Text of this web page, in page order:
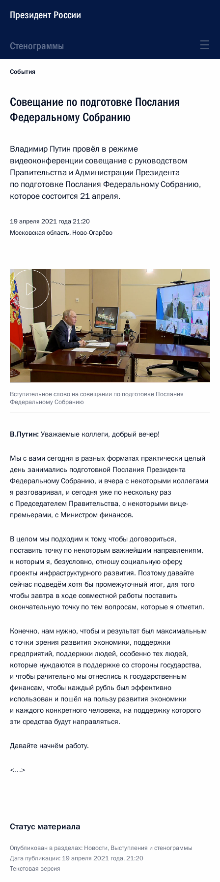
Президент России
Стенограммы
События
Совещание по подготовке Послания
Федеральному Собранию
Владимир Путин провёл в режиме
видеоконференции совещание с руководством
Правительства и Администрации Президента
по подготовке Послания Федеральному Собранию,
которое состоится 21 апреля.
19 апреля 2021 года21:20
Московская область, Ново-Огарёво
Вступительное слово на совещании по подготовке Послания
Федеральному Собранию
В.Путин: Уважаемые коллеги, добрый вечер!
Мы с вами сегодня в разных форматах практически целый
день занимались подготовкой Послания Президента
Федеральному Собранию, и вчера с некоторыми коллегами
я разговаривал, и сегодня уже по нескольку раз
с Председателем Правительства, с некоторыми вице-
премьерами, с Министром финансов.
В целом мы подходим к тому, чтобы договориться,
поставить точку по некоторым важнейшим направлениям,
к которым я, безусловно, отношу социальную сферу,
проекты инфраструктурного развития. Поэтому давайте
сейчас подведём хотя бы промежуточный итог, для того
чтобы завтра в ходе совместной работы поставить
окончательную точку по тем вопросам, которые я отметил.
Конечно, нам нужно, чтобы и результат был максимальным
с точки зрения развития экономики, поддержки
предприятий, поддержки людей, особенно тех людей,
которые нуждаются в поддержке со стороны государства,
и чтобы рачительно мы отнеслись к государственным
финансам, чтобы каждый рубль был эффективно
использован и пошёл на пользу развития экономики
и каждого конкретного человека, на поддержку которого
эти средства будут направляться.
Давайте начнём работу.
<…>
Статус материала
Опубликован в разделах: Новости, Выступления и стенограммы
Дата публикации: 19 апреля 2021 года, 21:20
Текстовая версия